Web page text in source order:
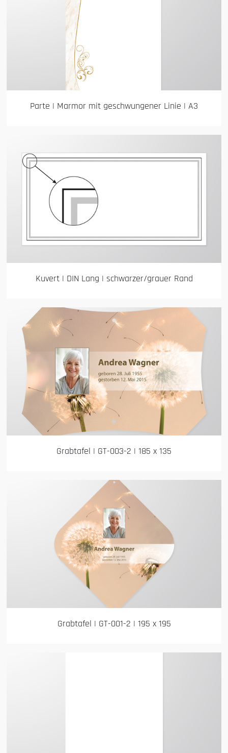
Parte | Marmor mit geschwungener Linie | A3
Kuvert | DIN Lang | schwarzer/grauer Rand
Grabtafel | GT-003-2 | 185 x 135
Grabtafel | GT-001-2 | 195 x 195